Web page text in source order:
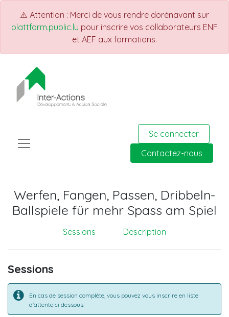
⚠️ Attention : Merci de vous rendre dorénavant sur
plattform.public.lu pour inscrire vos collaborateurs ENF
et AEF aux formations.
Se connecter
Contactez-nous
Werfen, Fangen, Passen, Dribbeln-
Ballspiele für mehr Spass am Spiel
Sessions Description
Sessions
En cas de session complète, vous pouvez vous inscrire en liste
d'attente ci dessous.